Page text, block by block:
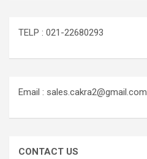
TELP : 021-22680293
Email : sales.cakra2@gmail.com
CONTACT US